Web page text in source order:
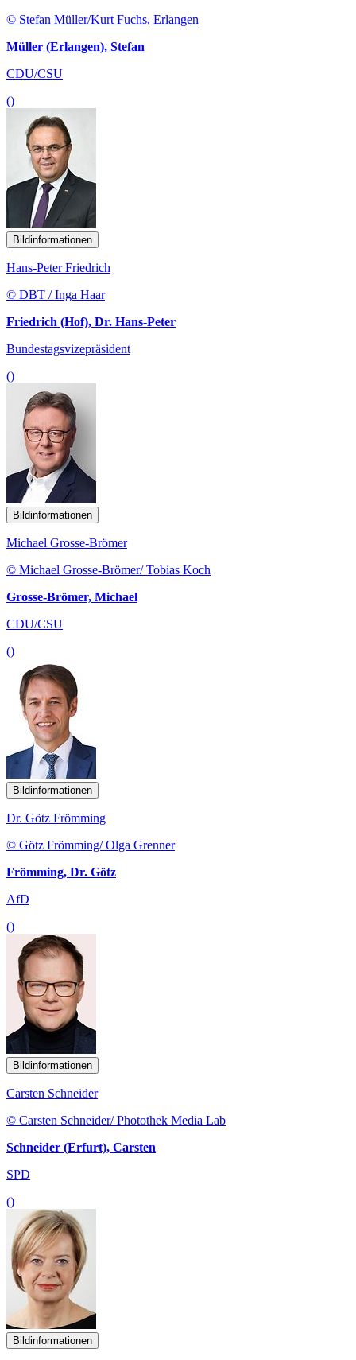
© Stefan Müller/Kurt Fuchs, Erlangen
Müller (Erlangen), Stefan
CDU/CSU
()
Bildinformationen
Hans-Peter Friedrich
© DBT / Inga Haar
Friedrich (Hof), Dr. Hans-Peter
Bundestagsvizepräsident
()
Bildinformationen
Michael Grosse-Brömer
© Michael Grosse-Brömer/ Tobias Koch
Grosse-Brömer, Michael
CDU/CSU
()
Bildinformationen
Dr. Götz Frömming
© Götz Frömming/ Olga Grenner
Frömming, Dr. Götz
AfD
()
Bildinformationen
Carsten Schneider
© Carsten Schneider/ Photothek Media Lab
Schneider (Erfurt), Carsten
SPD
()
Bildinformationen